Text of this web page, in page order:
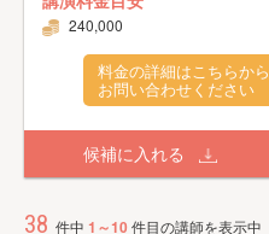
240,000
料金の詳細はこちらから
お問い合わせください
候補に入れる
38 件中 1～10件目の講師を表示中